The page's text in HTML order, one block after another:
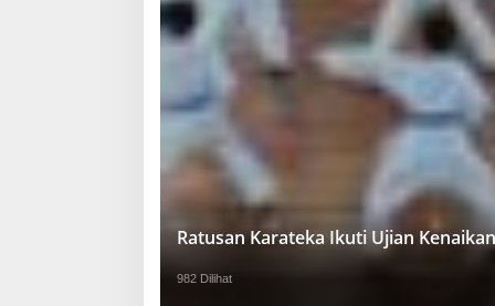
Ratusan Karateka Ikuti Ujian
982 Dilihat